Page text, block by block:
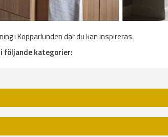
i Kopparlunden där du kan inspireras
följande kategorier: